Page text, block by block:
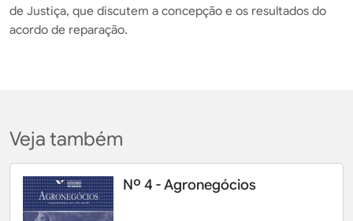
de Justiça, que discutem a concepção e os resultados do
acordo de reparação.
Veja também
Nº 4 - Agronegócios